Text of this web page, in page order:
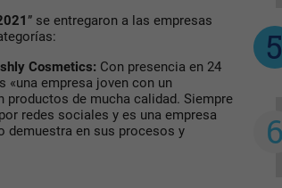
” se entregaron a las empresas
Cosmetics: Con presencia en 24
«una empresa joven con un
de mucha calidad. Siempre
redes sociales y es una empresa
demuestra en sus procesos y